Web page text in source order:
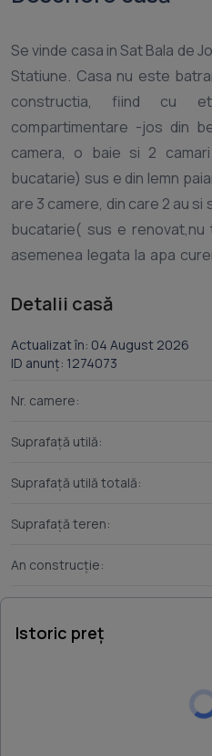
Se vinde casa in Sat Bala de
Statiune. Casa nu este
constructia, fiind cu
compartimentare -jos din
camera, o baie si 2
bucatarie) sus e din lemn
are 3 camere, din care 2 au
bucatarie( sus e
asemenea legata la apa
fiind casa ,vie si pomi iar
bucatarie de vara de 5mp
intersectia cu drumul spre
pret si un teren de 1300 mp
racordarii la canalizare. Pret
Detalii casă
Actualizat în: 04 August 2026
ID anunț: 1274073
Nr. camere:
Suprafață utilă:
Suprafață utilă totală:
Suprafață teren:
An construcție:
Istoric preț